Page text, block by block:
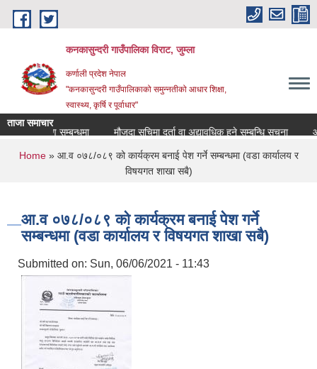
Skip to main content
कनकासुन्दरी गाउँपालिका विराट, जुम्ला
कर्णाली प्रदेश नेपाल
"कनकासुन्दरी गाउँपालिकाको समुन्नतीको आधार शिक्षा,
स्वास्थ्य, कृर्षि र पूर्वाधार"
ताजा समाचार
सम्बन्धमा
मौजुदा सुचिमा दर्ता वा अद्यावधिक हुने सम्बन्धि सुचना आव
You are here
Home» आ.व ०७८/०८९ को कार्यक्रम बनाई पेश गर्ने सम्बन्धमा (वडा कार्यालय र
विषयगत शाखा सबै)
आ.व ०७८/०८९ को कार्यक्रम बनाई पेश गर्ने
सम्बन्धमा (वडा कार्यालय र विषयगत शाखा सबै)
Submitted on: Sun, 06/06/2021 - 11:43